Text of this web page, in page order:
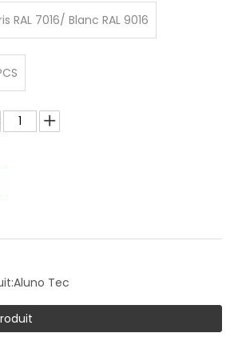
RAL 7016/ Blanc RAL 9016
Aluno Tec